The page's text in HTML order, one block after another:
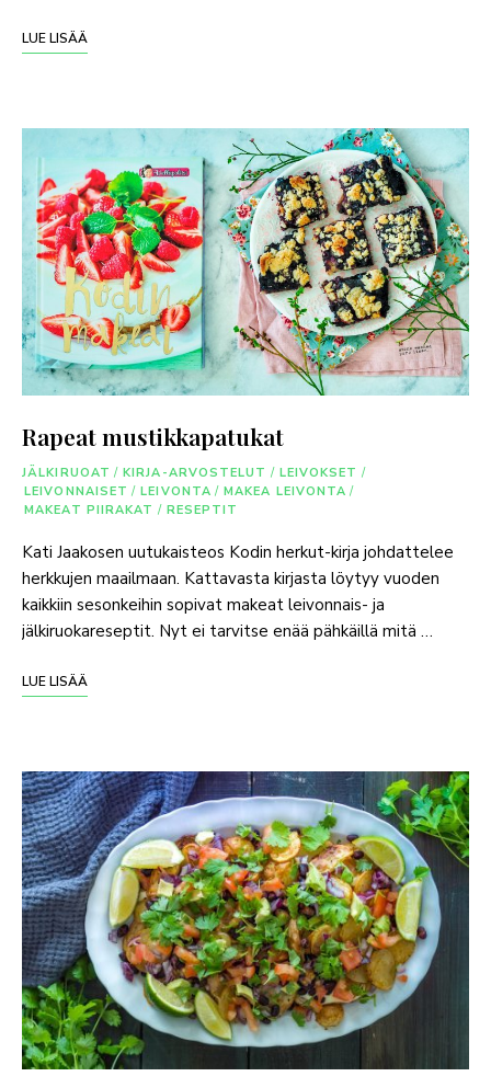
LUE LISÄÄ
Rapeat mustikkapatukat
JÄLKIRUOAT / KIRJA-ARVOSTELUT / LEIVOKSET /
LEIVONNAISET / LEIVONTA / MAKEA LEIVONTA /
MAKEAT PIIRAKAT / RESEPTIT
Kati Jaakosen uutukaisteos Kodin herkut-kirja johdattelee
herkkujen maailmaan. Kattavasta kirjasta löytyy vuoden
kaikkiin sesonkeihin sopivat makeat leivonnais- ja
jälkiruokareseptit. Nyt ei tarvitse enää pähkäillä mitä …
LUE LISÄÄ